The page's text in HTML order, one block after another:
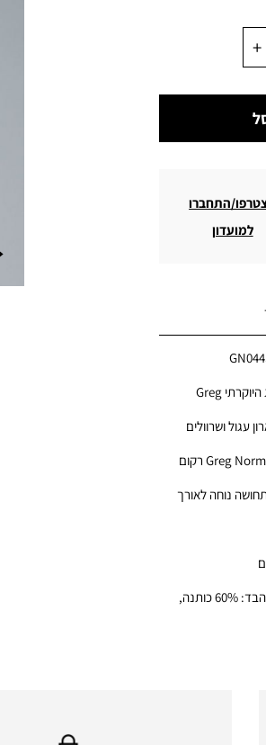
התחברו
למועדון
טי שירט לגברים מבית המותג היוקרתי Greg
עגול ושרוולים
עיצוב החולצה משלב לוגו Greg Norman רקום
נוחה לאורך
הדוגמן לובש מידה M. הרכב הבד: 60% כותנה,